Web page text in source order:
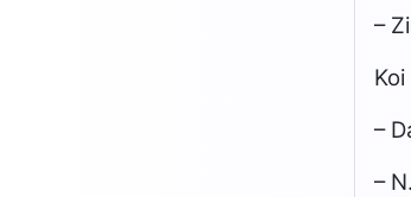
–
–
–